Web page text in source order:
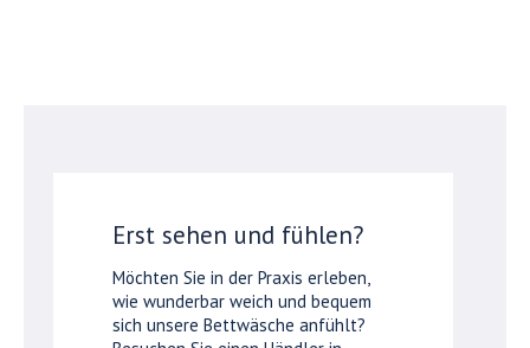
Erst sehen und fühlen?
Möchten Sie in der Praxis erleben,
wie wunderbar weich und bequem
sich unsere Bettwäsche anfühlt?